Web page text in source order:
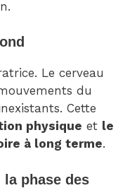
Le cerveau
du
Cette
physique et le
à long terme.
phase des